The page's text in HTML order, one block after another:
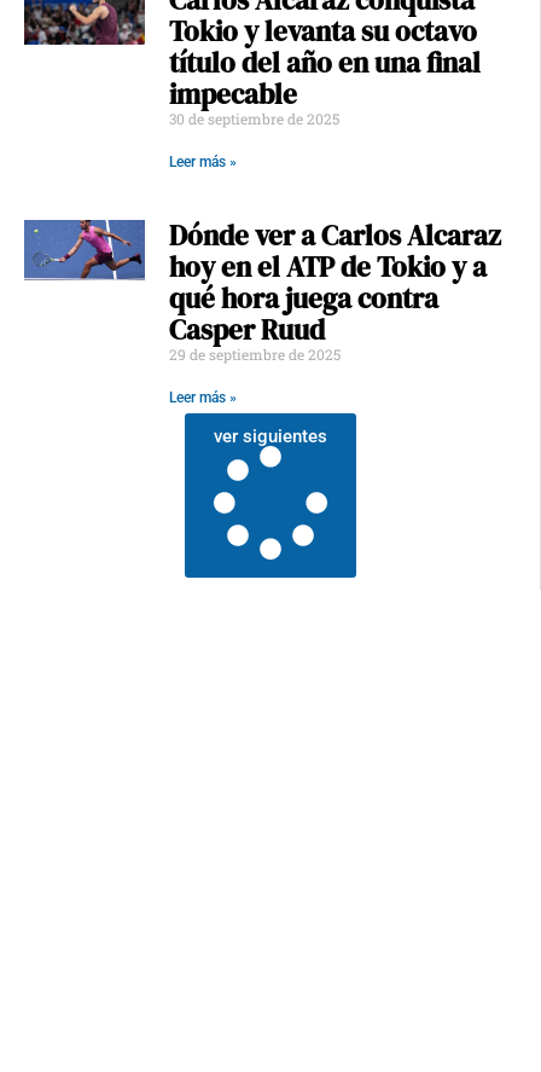
Tokio y levanta su octavo
título del año en una final
impecable
30 de septiembre de 2025
Leer más »
Dónde ver a Carlos Alcaraz
hoy en el ATP de Tokio y a
qué hora juega contra
Casper Ruud
29 de septiembre de 2025
Leer más »
ver siguientes